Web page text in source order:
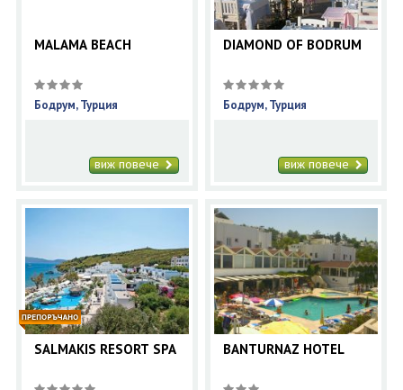
MALAMA BEACH
Бодрум, Турция
виж повече
DIAMOND OF BODRUM
Бодрум, Турция
виж повече
SALMAKIS RESORT SPA BANTURNAZ HOTEL